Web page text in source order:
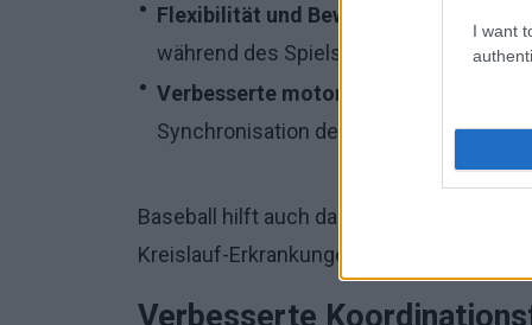
I want
Flexibilität und Beweglichkeit:
während des Spiels verbessern die
Verbesserte motorische Koordination:
Synchronisation der Bewegungen.
Baseball hilft auch dabei, ein gesundes
Kreislauf-Erkrankungen zu verringern.
Verbesserte